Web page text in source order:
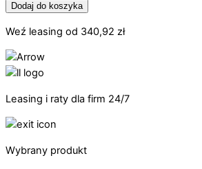
Dodaj do koszyka
Weź leasing od 340,92 zł
Leasing i raty dla firm 24/7
Wybrany produkt